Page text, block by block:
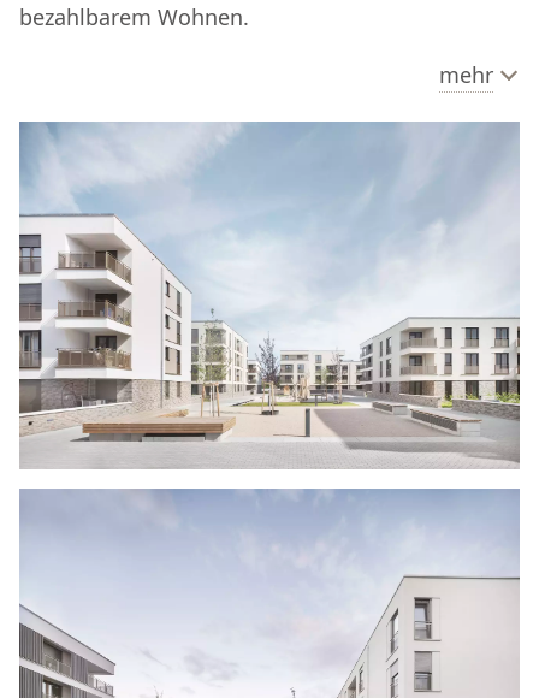
bezahlbarem Wohnen.
mehr